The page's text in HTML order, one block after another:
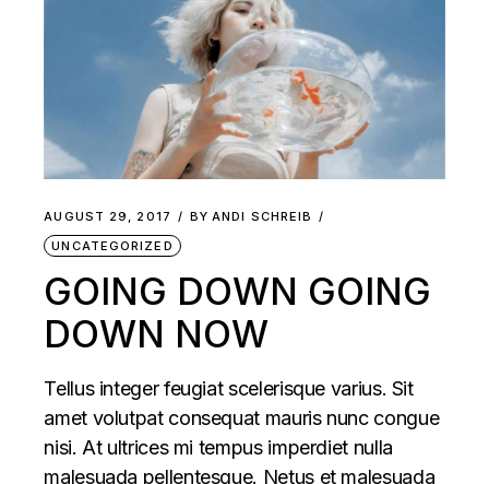
AUGUST 29, 2017 BY ANDI SCHREIB
UNCATEGORIZED
GOING DOWN GOING
DOWN NOW
Tellus integer feugiat scelerisque varius. Sit
amet volutpat consequat mauris nunc congue
nisi. At ultrices mi tempus imperdiet nulla
malesuada pellentesque. Netus et malesuada